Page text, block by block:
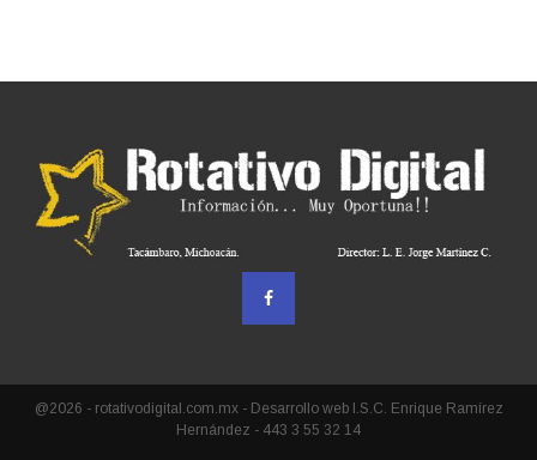
@2026 - rotativodigital.com.mx - Desarrollo web I.S.C. Enrique Ramírez
Hernández - 443 3 55 32 14